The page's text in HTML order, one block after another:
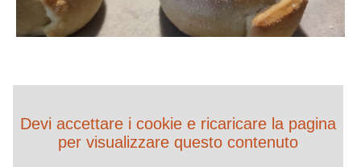
Devi accettare i cookie e ricaricare la pagina
per visualizzare questo contenuto